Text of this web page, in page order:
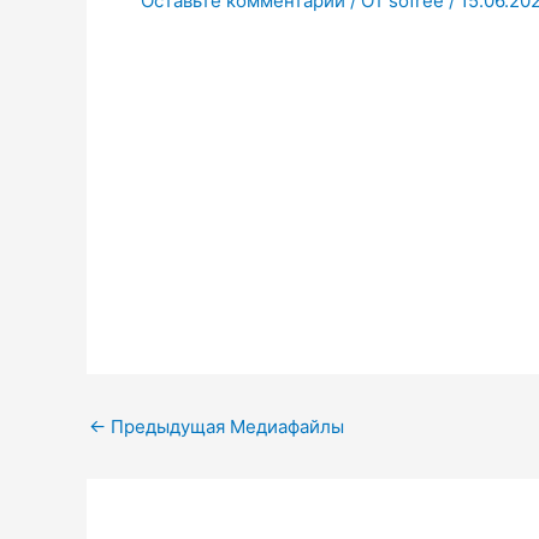
← Предыдущая Медиафайлы